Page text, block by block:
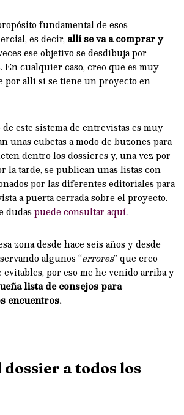
fundamental de esos
es decir, allí se va a comprar y
ese objetivo se desdibuja por
En cualquier caso, creo que es muy
por allí si se tiene un proyecto en
este sistema de entrevistas es muy
unas cubetas a modo de buzones para
dentro los dossieres y, una vez por
la tarde, se publican unas listas con
por las diferentes editoriales para
a puerta cerrada sobre el proyecto.
dudaspuede consultar aquí.
zona desde hace seis años y desde
algunos “errores” que creo
por eso me he venido arriba y
lista de consejos para
encuentros.
dossier a todos los